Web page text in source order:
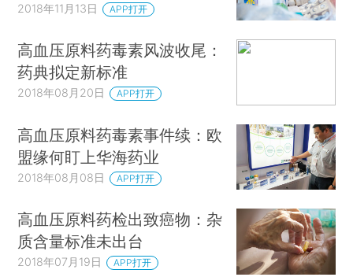
2018年11月13日 APP打开
高血压原料药毒素风波收尾：
药典拟定新标准
2018年08月20日 APP打开
高血压原料药毒素事件续：欧
盟缘何盯上华海药业
2018年08月08日 APP打开
高血压原料药检出致癌物：杂
质含量标准未出台
2018年07月19日 APP打开